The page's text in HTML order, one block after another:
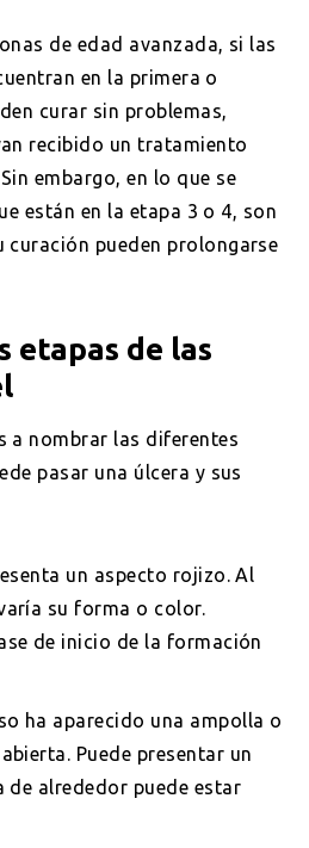
de edad avanzada, si las
en la primera o
curar sin problemas,
recibido un tratamiento
embargo, en lo que se
están en la etapa 3 o 4, son
curación pueden prolongarse
etapas de las
a nombrar las diferentes
pasar una úlcera y sus
un aspecto rojizo. Al
su forma o color.
de inicio de la formación
ha aparecido una ampolla o
Puede presentar un
alrededor puede estar